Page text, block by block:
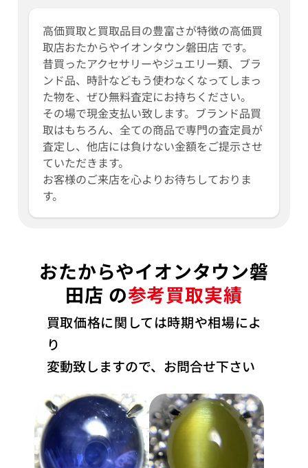
高価買取と買取品目の豊富さが特徴の高価買
取店おたからやイオンタウン磐田店 です。
昔買ったアクセサリーやジュエリー類、ブラ
ンド品、時計などもう使わなくなってしまっ
た物を、ぜひ無料査定にお持ちください。
その場で現金支払い致します。ブランド品買
取はもちろん、全ての商品で専門の査定員が
査定し、他店には負けない金額をご提示させ
ていただきます。
お客様のご来店を心よりお待ちしておりま
す。
おたからやイオンタウン磐
田店 の参考買取実績
買取価格に関しては時期や相場によ
り
変動致しますので、お問合せ下さい